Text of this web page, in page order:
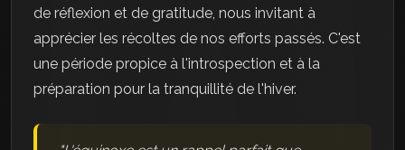
de réflexion et de gratitude, nous invitant à
apprécier les récoltes de nos efforts passés. C'est
une période propice à l'introspection et à la
préparation pour la tranquillité de l'hiver.